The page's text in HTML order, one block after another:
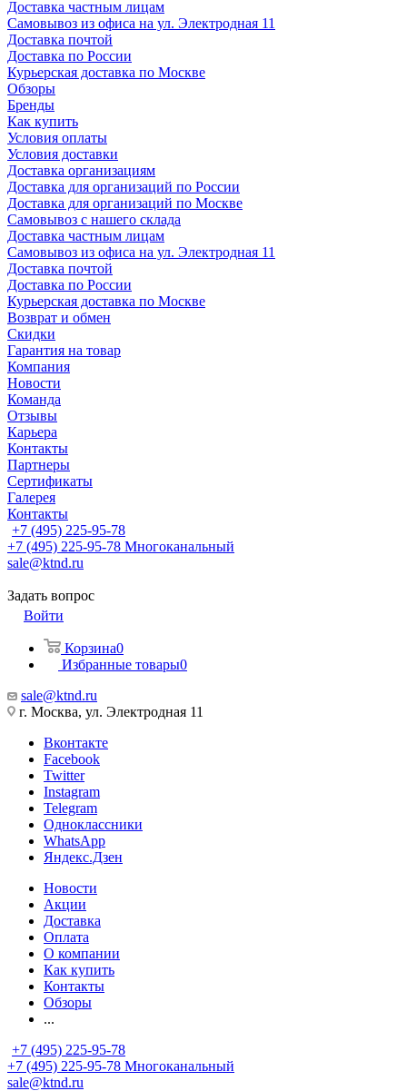
Доставка частным лицам
Самовывоз из офиса на ул. Электродная 11
Доставка почтой
Доставка по России
Курьерская доставка по Москве
Обзоры
Бренды
Как купить
Условия оплаты
Условия доставки
Доставка организациям
Доставка для организаций по России
Доставка для организаций по Москве
Самовывоз с нашего склада
Доставка частным лицам
Самовывоз из офиса на ул. Электродная 11
Доставка почтой
Доставка по России
Курьерская доставка по Москве
Возврат и обмен
Скидки
Гарантия на товар
Компания
Новости
Команда
Отзывы
Карьера
Контакты
Партнеры
Сертификаты
Галерея
Контакты
+7 (495) 225-95-78
+7 (495) 225-95-78 Многоканальный
sale@ktnd.ru
Задать вопрос
Войти
Корзина0
Избранные товары0
sale@ktnd.ru
г. Москва, ул. Электродная 11
Вконтакте
Facebook
Twitter
Instagram
Telegram
Одноклассники
WhatsApp
Яндекс.Дзен
Новости
Акции
Доставка
Оплата
О компании
Как купить
Контакты
Обзоры
...
+7 (495) 225-95-78
+7 (495) 225-95-78 Многоканальный
sale@ktnd.ru